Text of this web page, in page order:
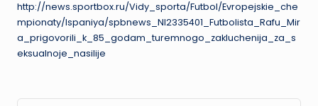
http://news.sportbox.ru/Vidy_sporta/Futbol/Evropejskie_che
mpionaty/Ispaniya/spbnews_NI2335401_Futbolista_Rafu_Mir
a_prigovorili_k_85_godam_turemnogo_zakluchenija_za_s
eksualnoje_nasilije